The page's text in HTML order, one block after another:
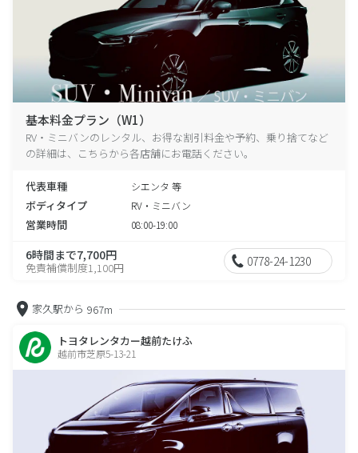
基本料金プラン（W1）
RV・ミニバンのレンタル、お得な割引料金や予約、乗り捨てなど
の詳細は、こちらから各店舗にお電話ください。
代表車種 シエンタ 等
ボディタイプ RV・ミニバン
営業時間 08:00-19:00
6時間まで7,700円
免責補償制度1,100円 0778-24-1230
家久駅から 967m
トヨタレンタカー越前たけふ
越前市芝原5-13-21